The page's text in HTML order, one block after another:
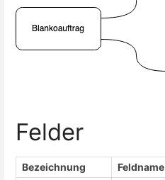
Felder
Bezeichnung Feldname